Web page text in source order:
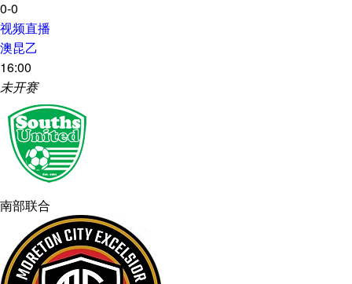
0-0
视频直播
澳昆乙
16:00
未开赛
南部联合